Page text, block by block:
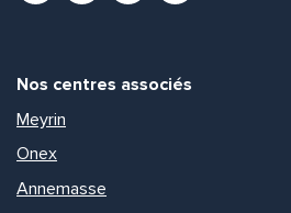
Nos centres associés
Meyrin
Onex
Annemasse